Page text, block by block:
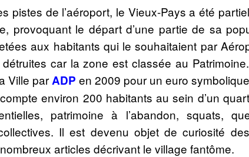
pistes de l’aéroport, le Vieux-Pays a été
provoquant le départ d’une partie de sa
aux habitants qui le souhaitaient par
car la zone est classée au
Ville parADP en 2009 pour un euro
environ 200 habitants au sein d’un
patrimoine à l’abandon, squats,
Il est devenu objet de curiosité
articles décrivant le village fantôme.